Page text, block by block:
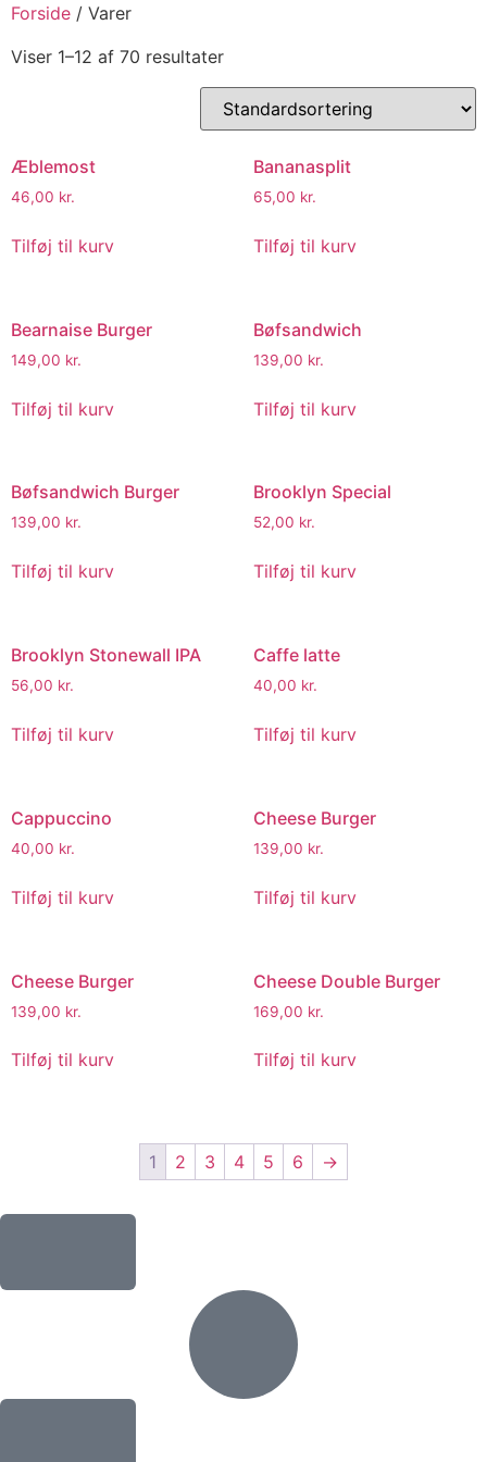
Forside / Varer
Viser 1–12 af 70 resultater
Æblemost
46,00 kr.
Tilføj til kurv
Bananasplit
65,00 kr.
Tilføj til kurv
Bearnaise Burger
149,00 kr.
Tilføj til kurv
Bøfsandwich
139,00 kr.
Tilføj til kurv
Bøfsandwich Burger
139,00 kr.
Tilføj til kurv
Brooklyn Special
52,00 kr.
Tilføj til kurv
Brooklyn Stonewall IPA
56,00 kr.
Tilføj til kurv
Caffe latte
40,00 kr.
Tilføj til kurv
Cappuccino
40,00 kr.
Tilføj til kurv
Cheese Burger
139,00 kr.
Tilføj til kurv
Cheese Burger
139,00 kr.
Tilføj til kurv
Cheese Double Burger
169,00 kr.
Tilføj til kurv
1 2 3 4 5 6 →